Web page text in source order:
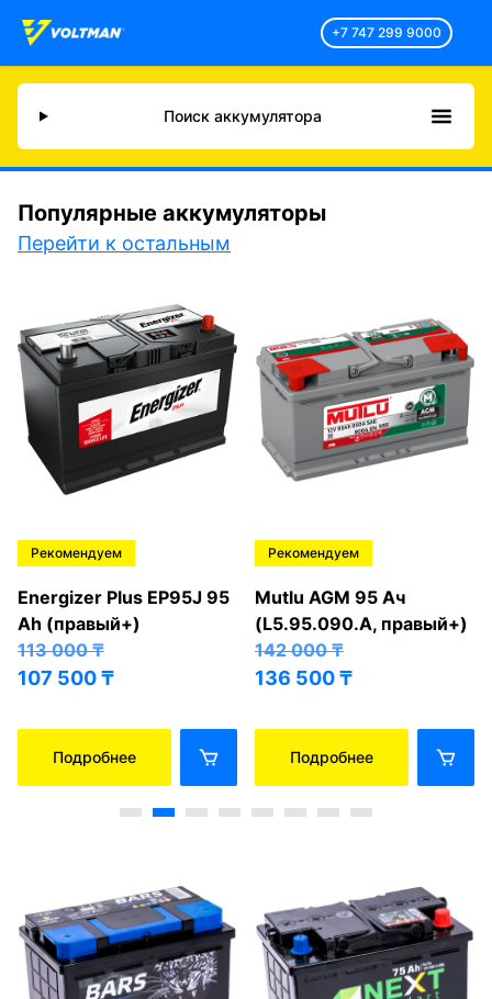
+7 747 299 9000
Поиск аккумулятора
Популярные аккумуляторы
Перейти к остальным
Рекомендуем
Energizer Plus EP95J 95
Ah (правый+)
113 000₸
107 500₸
Подробнее
Рекомендуем
Mutlu AGM 95 Ач
(L5.95.090.A, правый+)
142 000₸
136 500₸
Подробнее